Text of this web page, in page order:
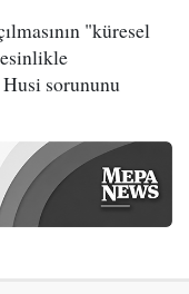
"küresel
sorununu